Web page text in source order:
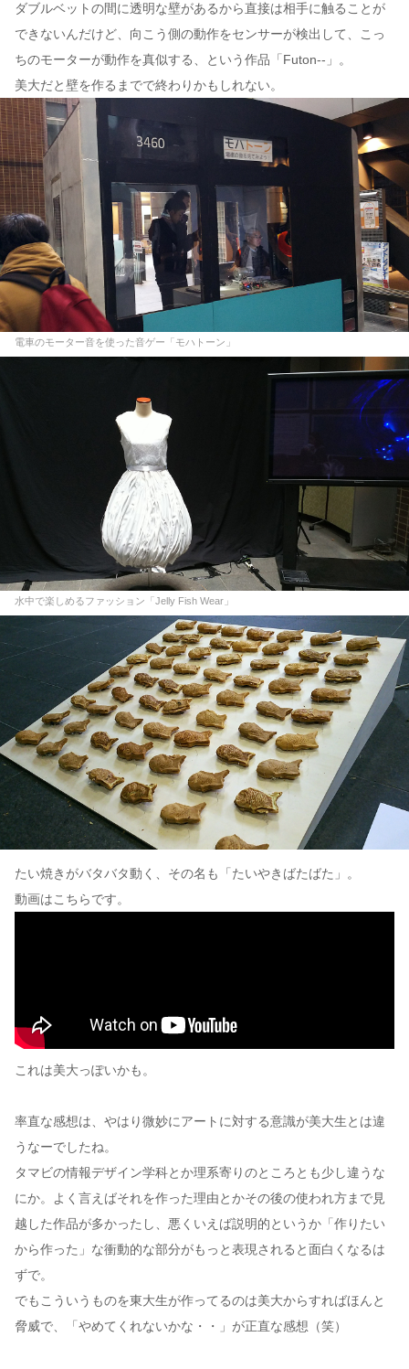
ダブルベットの間に透明な壁があるから直接は相手に触ることが
できないんだけど、向こう側の動作をセンサーが検出して、こっ
ちのモーターが動作を真似する、という作品「Futon--」。
美大だと壁を作るまでで終わりかもしれない。
電車のモーター音を使った音ゲー「モハトーン」
水中で楽しめるファッション「Jelly Fish Wear」
たい焼きがバタバタ動く、その名も「たいやきばたばた」。
動画はこちらです。
これは美大っぽいかも。
率直な感想は、やはり微妙にアートに対する意識が美大生とは違
うなーでしたね。
タマビの情報デザイン学科とか理系寄りのところとも少し違うな
にか。よく言えばそれを作った理由とかその後の使われ方まで見
越した作品が多かったし、悪くいえば説明的というか「作りたい
から作った」な衝動的な部分がもっと表現されると面白くなるは
ずで。
でもこういうものを東大生が作ってるのは美大からすればほんと
脅威で、「やめてくれないかな・・」が正直な感想（笑）